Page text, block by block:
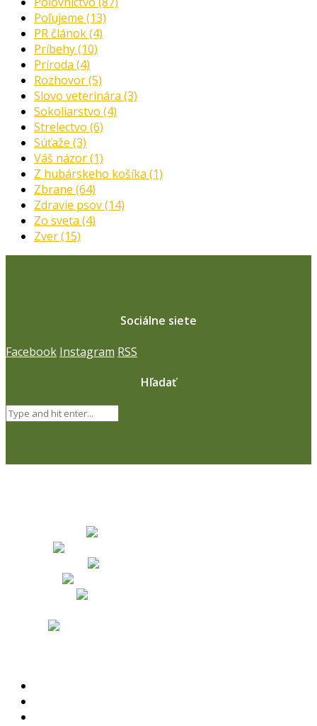
Poľujeme (13)
PR článok(4)
Príbehy(10)
Príroda (4)
Rozhovor(5)
Slovo veterinára (3)
Sokoliarstvo (4)
Strelectvo (6)
Súťaže (3)
Váš názor(1)
Z hubárskeho košíka (1)
Zbrane (64)
Zdravie psov(14)
Zo sveta (4)
Zver(15)
Sociálne siete
Facebook Instagram RSS
Hľadať